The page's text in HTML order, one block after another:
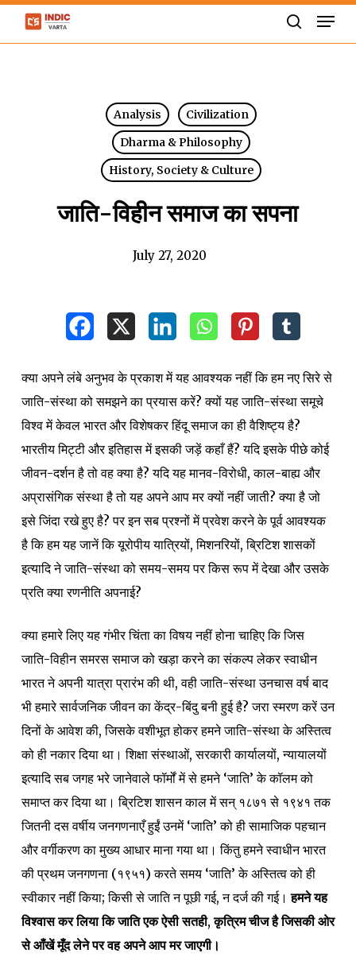
Skip
Analysis
Civilization
Dharma & Philosophy
History, Society & Culture
जाति-विहीन समाज का सपना
July 27, 2020
क्या अपने लंबे अनुभव के प्रकाश में यह आवश्यक नहीं कि हम नए सिरे से
जाति-संस्था को समझने का प्रयास करें? क्यों यह जाति-संस्था समूचे
विश्व में केवल भारत और विशेषकर हिंदू समाज का ही वैशिष्ट्य है?
भारतीय मिट्टी और इतिहास में इसकी जड़ें कहाँ हैं? यदि इसके पीछे कोई
जीवन-दर्शन है तो वह क्या है? यदि यह मानव-विरोधी, काल-बाह्य और
अप्रासंगिक संस्था है तो यह अपने आप मर क्यों नहीं जाती? क्या है जो
इसे जिंदा रखे हुए है? पर इन सब प्रश्नों में प्रवेश करने के पूर्व आवश्यक
है कि हम यह जानें कि यूरोपीय यात्रियों, मिशनरियों, ब्रिटिश शासकों
इत्यादि ने जाति-संस्था को समय-समय पर किस रूप में देखा और उसके
प्रति क्या रणनीति अपनाई?
क्या हमारे लिए यह गंभीर चिंता का विषय नहीं होना चाहिए कि जिस
जाति-विहीन समरस समाज को खड़ा करने का संकल्प लेकर स्वाधीन
भारत ने अपनी यात्रा प्रारंभ की थी, वही जाति-संस्था उनचास वर्ष बाद
भी हमारे सार्वजनिक जीवन का केंद्र-बिंदु बनी हुई है? जरा स्मरण करें उन
दिनों के आवेश की, जिसके वशीभूत होकर हमने जाति-संस्था के अस्तित्व
को ही नकार दिया था। शिक्षा संस्थाओं, सरकारी कार्यालयों, न्यायालयों
इत्यादि सब जगह भरे जानेवाले फॉर्मों में से हमने ‘जाति’ के कॉलम को
समाप्त कर दिया था। ब्रिटिश शासन काल में सन् १८७१ से १९४१ तक
जितनी दस वर्षीय जनगणनाएँ हुईं उनमें ‘जाति’ को ही सामाजिक पहचान
और वर्गीकरण का मुख्य आधार माना गया था। किंतु हमने स्वाधीन भारत
की प्रथम जनगणना (१९५१) करते समय ‘जाति’ के अस्तित्व को ही
स्वीकार नहीं किया; किसी से जाति न पूछी गई, न दर्ज की गई।हमने यह
विश्वास कर लिया कि जाति एक ऐसी सतही,कृत्रिम चीज है जिसकी ओर
से आँखें मूँद लेने पर वह अपने आप मर जाएगी।